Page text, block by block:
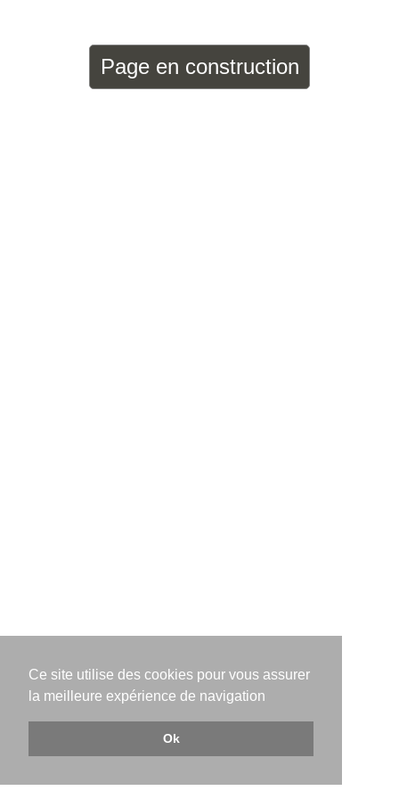
Ce site utilise des cookies pour vous assurer
la meilleure expérience de navigation
Ok
Page en construction